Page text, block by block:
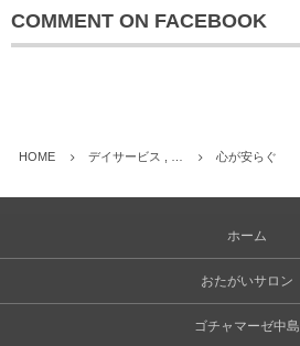
COMMENT ON FACEBOOK
HOME デイサービス , … 心が安らぐ
ホーム
おたがいサロン
ゴチャマーゼ中島